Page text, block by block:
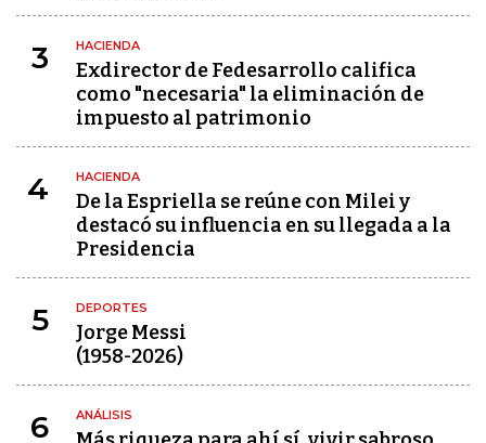
3 HACIENDA
Exdirector de Fedesarrollo califica
como "necesaria" la eliminación de
impuesto al patrimonio
4 HACIENDA
De la Espriella se reúne con Milei y
destacó su influencia en su llegada a la
Presidencia
5 DEPORTES
Jorge Messi
(1958-2026)
6 ANÁLISIS